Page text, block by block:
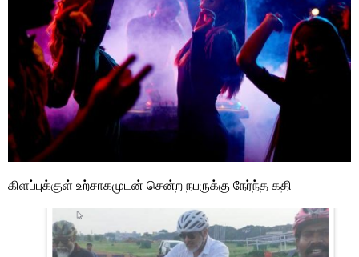
கிளப்புக்குள் உற்சாகமுடன் சென்ற நபருக்கு நேர்ந்த கதி